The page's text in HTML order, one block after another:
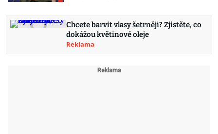
Chcete barvit vlasy šetrněji? Zjistěte, co
dokážou květinové oleje
Reklama